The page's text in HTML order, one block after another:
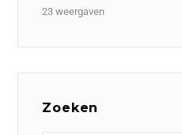
23 weergaven
Zoeken